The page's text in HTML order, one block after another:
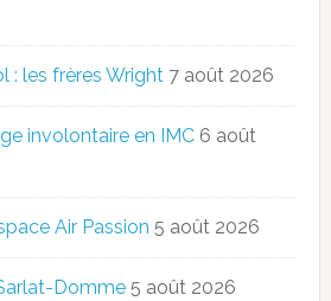
: les frères Wright 7 août 2026
involontaire en IMC 6 août
Air Passion 5 août 2026
Domme 5 août 2026